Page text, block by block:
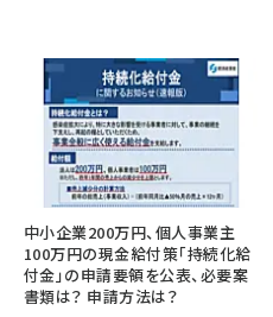
中小企業200万円、個人事業主
100万円の現金給付策「持続化給
付金」の申請要領を公表、必要案
書類は？ 申請方法は？